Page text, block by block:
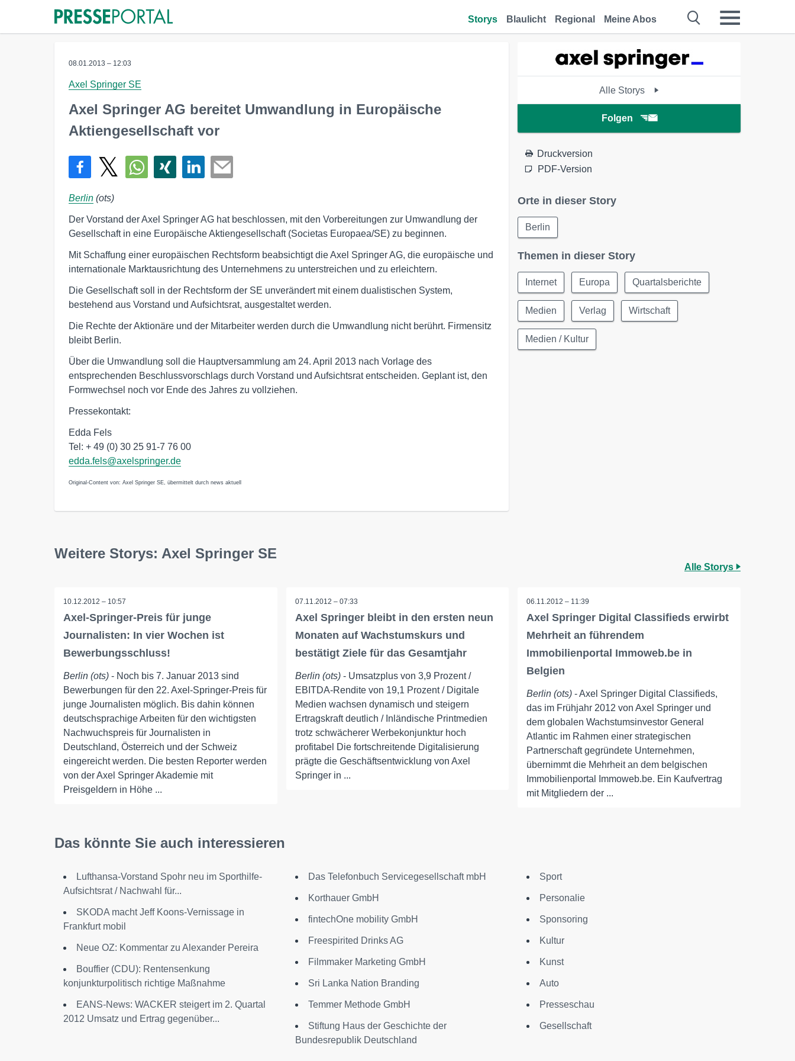
Storys Blaulicht Regional Meine Abos
08.01.2013 – 12:03
Axel Springer SE
Axel Springer AG bereitet Umwandlung in Europäische
Aktiengesellschaft vor
Berlin (ots)
Der Vorstand der Axel Springer AG hat beschlossen, mit den Vorbereitungen zur Umwandlung der
Gesellschaft in eine Europäische Aktiengesellschaft (Societas Europaea/SE) zu beginnen.
Mit Schaffung einer europäischen Rechtsform beabsichtigt die Axel Springer AG, die europäische und
internationale Marktausrichtung des Unternehmens zu unterstreichen und zu erleichtern.
Die Gesellschaft soll in der Rechtsform der SE unverändert mit einem dualistischen System,
bestehend aus Vorstand und Aufsichtsrat, ausgestaltet werden.
Die Rechte der Aktionäre und der Mitarbeiter werden durch die Umwandlung nicht berührt. Firmensitz
bleibt Berlin.
Über die Umwandlung soll die Hauptversammlung am 24. April 2013 nach Vorlage des
entsprechenden Beschlussvorschlags durch Vorstand und Aufsichtsrat entscheiden. Geplant ist, den
Formwechsel noch vor Ende des Jahres zu vollziehen.
Pressekontakt:
Edda Fels
Tel: + 49 (0) 30 25 91-7 76 00
edda.fels@axelspringer.de
Original-Content von: Axel Springer SE, übermittelt durch news aktuell
Alle Storys
Folgen
Druckversion
PDF-Version
Orte in dieser Story
Berlin
Themen in dieser Story
Internet Europa Quartalsberichte
Medien Verlag Wirtschaft
Medien / Kultur
Weitere Storys: Axel Springer SE
Alle Storys
10.12.2012 – 10:57
Axel-Springer-Preis für junge
Journalisten: In vier Wochen ist
Bewerbungsschluss!
Berlin (ots) - Noch bis 7. Januar 2013 sind
Bewerbungen für den 22. Axel-Springer-Preis für
junge Journalisten möglich. Bis dahin können
deutschsprachige Arbeiten für den wichtigsten
Nachwuchspreis für Journalisten in
Deutschland, Österreich und der Schweiz
eingereicht werden. Die besten Reporter werden
von der Axel Springer Akademie mit
Preisgeldern in Höhe ...
07.11.2012 – 07:33
Axel Springer bleibt in den ersten neun
Monaten auf Wachstumskurs und
bestätigt Ziele für das Gesamtjahr
Berlin (ots)- Umsatzplus von 3,9 Prozent /
EBITDA-Rendite von 19,1 Prozent / Digitale
Medien wachsen dynamisch und steigern
Ertragskraft deutlich / Inländische Printmedien
trotz schwächerer Werbekonjunktur hoch
profitabel Die fortschreitende Digitalisierung
prägte die Geschäftsentwicklung von Axel
Springer in ...
06.11.2012 – 11:39
Axel Springer Digital Classifieds erwirbt
Mehrheit an führendem
Immobilienportal Immoweb.be in
Belgien
Berlin (ots) - Axel Springer Digital Classifieds,
das im Frühjahr 2012 von Axel Springer und
dem globalen Wachstumsinvestor General
Atlantic im Rahmen einer strategischen
Partnerschaft gegründete Unternehmen,
übernimmt die Mehrheit an dem belgischen
Immobilienportal Immoweb.be. Ein Kaufvertrag
mit Mitgliedern der ...
Das könnte Sie auch interessieren
Lufthansa-Vorstand Spohr neu im Sporthilfe-
Aufsichtsrat / Nachwahl für...
SKODA macht Jeff Koons-Vernissage in
Frankfurt mobil
Neue OZ: Kommentar zu Alexander Pereira
Bouffier (CDU): Rentensenkung
konjunkturpolitisch richtige Maßnahme
EANS-News: WACKER steigert im 2. Quartal
2012 Umsatz und Ertrag gegenüber...
Das Telefonbuch Servicegesellschaft mbH
Korthauer GmbH
fintechOne mobility GmbH
Freespirited Drinks AG
Filmmaker Marketing GmbH
Sri Lanka Nation Branding
Temmer Methode GmbH
Stiftung Haus der Geschichte der
Bundesrepublik Deutschland
Sport
Personalie
Sponsoring
Kultur
Kunst
Auto
Presseschau
Gesellschaft